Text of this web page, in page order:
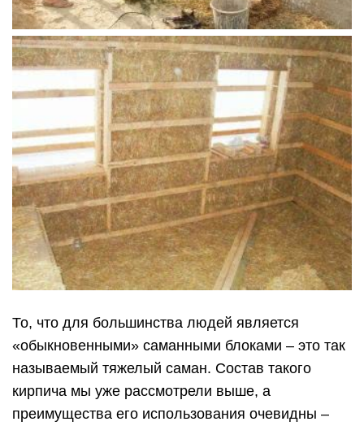
То, что для большинства людей является
«обыкновенными» саманными блоками – это так
называемый тяжелый саман. Состав такого
кирпича мы уже рассмотрели выше, а
преимущества его использования очевидны –